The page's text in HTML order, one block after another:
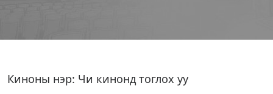
Киноны нэр: Чи кинонд тоглох уу